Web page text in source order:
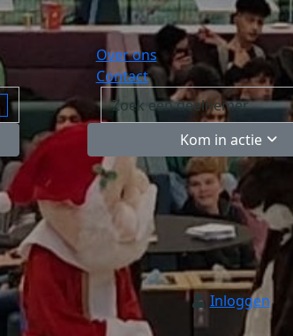
Over ons
Contact
Kom in actie
Inloggen